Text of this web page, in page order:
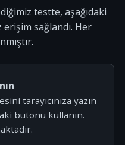
testte, aşağıdaki
sağlandı. Her
tarayıcınıza yazın
butonu kullanın.